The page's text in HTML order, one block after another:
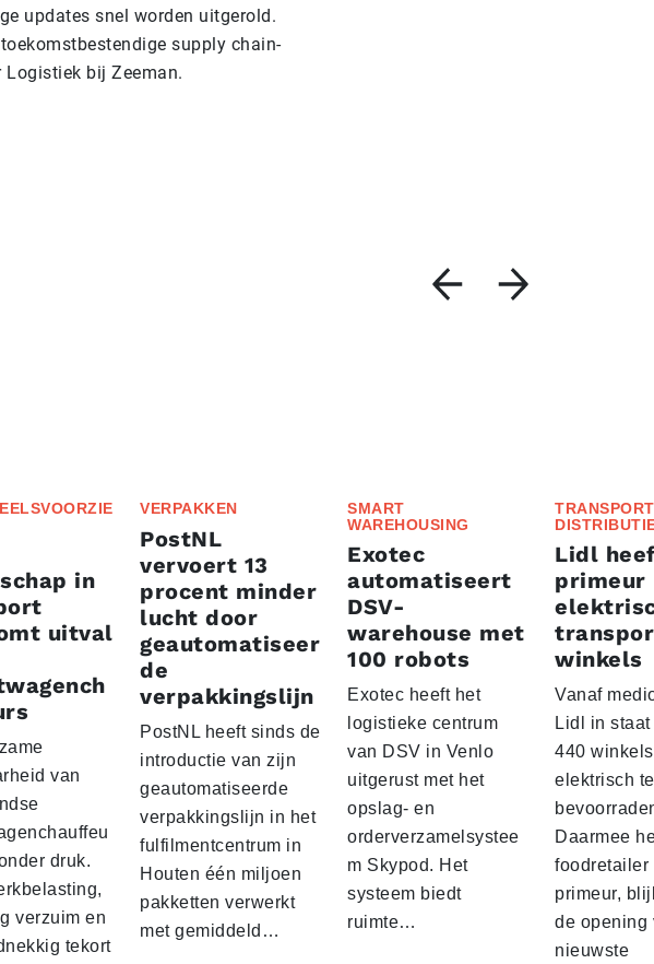
updates snel worden uitgerold.
supply chain-
Logistiek bij Zeeman.
in
uitval
van
druk.
verzuim en
tekort
VERPAKKEN
PostNL
vervoert 13
procent minder
lucht door
geautomatiseer
de
verpakkingslijn
PostNL heeft sinds de
introductie van zijn
geautomatiseerde
verpakkingslijn in het
fulfilmentcentrum in
Houten één miljoen
pakketten verwerkt
met gemiddeld…
SMART
WAREHOUSING
Exotec
automatiseert
DSV-
warehouse met
100 robots
Exotec heeft het
logistieke centrum
van DSV in Venlo
uitgerust met het
opslag- en
orderverzamelsystee
m Skypod. Het
systeem biedt
ruimte…
Lidl
primeur
winkels
Vanaf
Lidl in
440 winkels
elektrisch te
Daarmee
foodretailer
primeur,
de opening
nieuwste